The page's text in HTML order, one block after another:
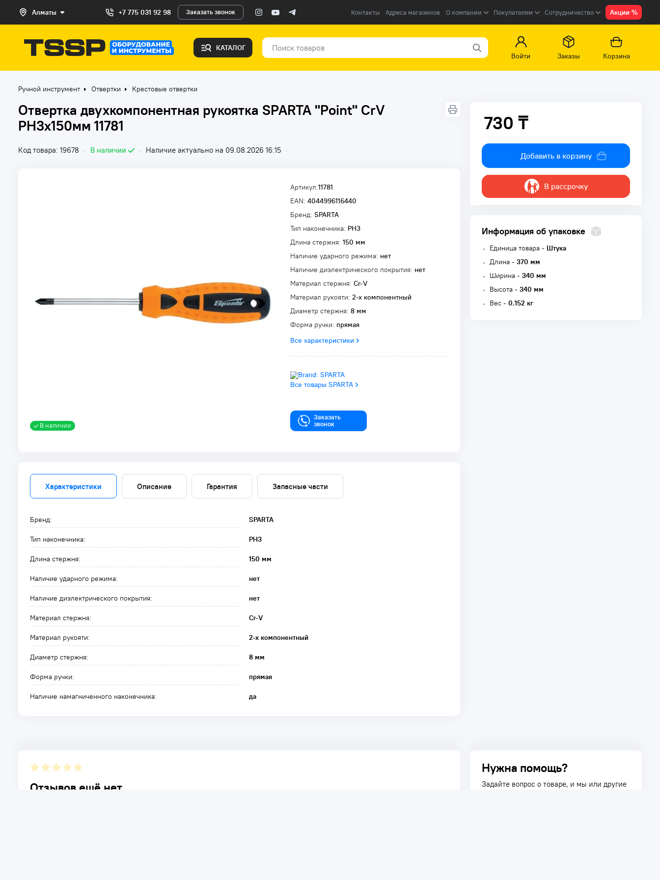
Алматы +7 775 031 92 98 Заказать звонок Контакты Адреса магазинов О компании Покупателям Сотрудничество Акции %
КАТАЛОГ
Войти
Заказы Корзина
Ручной инструмент Отвертки Крестовые отвертки
Отвертка двухкомпонентная рукоятка SPARTA "Point" CrV
PH3х150мм 11781
Код товара: 19678 • В наличии • Наличие актуально на 09.08.2026 16:15 •
В наличии
Артикул:11781
EAN: 4044996116440
Бренд: SPARTA
Тип наконечника: PH3
Длина стержня: 150 мм
Наличие ударного режима: нет
Наличие диэлектрического покрытия: нет
Материал стержня: Cr-V
Материал рукояти: 2-х компонентный
Диаметр стержня: 8 мм
Форма ручки: прямая
Все характеристики
Все товары SPARTA
Заказать
звонок
730 ₸
730 ₸
Добавить в корзину
В рассрочку
Информация об упаковке
Единица товара - Штука
Длина - 370 мм
Ширина - 340 мм
Высота - 340 мм
Вес - 0.152 кг
Характеристики Описание Гарантия Запасные части
Бренд: SPARTA
Тип наконечника: PH3
Длина стержня: 150 мм
Наличие ударного режима: нет
Наличие диэлектрического покрытия: нет
Материал стержня: Cr-V
Материал рукояти: 2-х компонентный
Диаметр стержня: 8 мм
Форма ручки: прямая
Наличие намагниченного наконечника: да
Отзывов ещё нет.
Нужна помощь?
Задайте вопрос о товаре, и мы или другие